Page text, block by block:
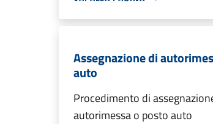
Assegnazione di
auto
Procedimento di
autorimessa o posto auto